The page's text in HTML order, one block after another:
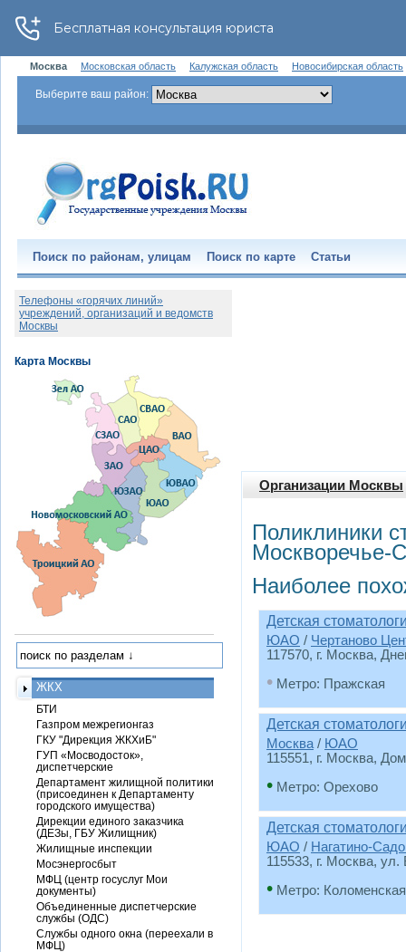
Москва Московская область Калужская область Новосибирская область
Выберите ваш район:
Поиск по районам, улицам Поиск по карте Статьи
Организации Москвы
Поликлиники
Москворечье-
Наиболее
Детская
ЮАО / Чертаново
117570, г. Москва,
• Метро: Пражская
Детская
Москва / ЮАО
115551, г. Москва,
• Метро: Орехово
Детская
ЮАО / Нагатино-
115533, г. Москва,
• Метро: Коломенская
Телефоны «горячих линий»
учреждений, организаций и ведомств
Москвы
ЖКХ
БТИ
Газпром межрегионгаз
ГКУ "Дирекция ЖКХиБ"
ГУП «Мосводосток»,
диспетчерские
Департамент жилищной политики
(присоединен к Департаменту
городского имущества)
Дирекции единого заказчика
(ДЕЗы, ГБУ Жилищник)
Жилищные инспекции
Мосэнергосбыт
МФЦ (центр госуслуг Мои
документы)
Объединенные диспетчерские
службы (ОДС)
Службы одного окна (переехали в
МФЦ)